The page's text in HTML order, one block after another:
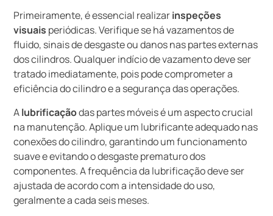
Primeiramente, é essencial realizarinspeções
visuais periódicas. Verifique se há vazamentos de
fluido, sinais de desgaste ou danos nas partes externas
dos cilindros. Qualquer indício de vazamento deve ser
tratado imediatamente, pois pode comprometer a
eficiência do cilindro e a segurança das operações.
Alubrificaçãodas partes móveis é um aspecto crucial
na manutenção. Aplique um lubrificante adequado nas
conexões do cilindro, garantindo um funcionamento
suave e evitando o desgaste prematuro dos
componentes. A frequência da lubrificação deve ser
ajustada de acordo com a intensidade do uso,
geralmente a cada seis meses.